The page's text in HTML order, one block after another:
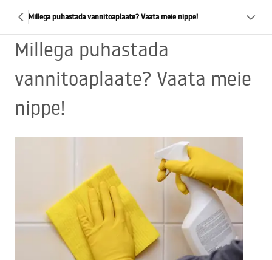
Millega puhastada vannitoaplaate? Vaata meie nippe!
Millega puhastada
vannitoaplaate? Vaata meie
nippe!